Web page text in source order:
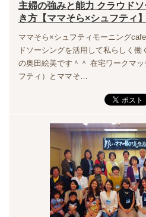
主婦の強みと能力 クラウド
き方【ママそら×シュフティ
ママそら×シュフティモーニング
ドソーシングを活用して私らしく
の奥田絵美です＾＾ 在宅ワークマ
フティ）とママそ…